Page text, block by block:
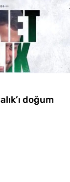
doğum